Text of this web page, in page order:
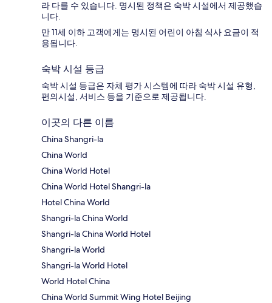
라 다를 수 있습니다. 명시된 정책은 숙박 시설에서 제공했습
니다.
만 11세 이하 고객에게는 명시된 어린이 아침 식사 요금이 적
용됩니다.
숙박 시설 등급
숙박 시설 등급은 자체 평가 시스템에 따라 숙박 시설 유형,
편의시설, 서비스 등을 기준으로 제공됩니다.
이곳의 다른 이름
China Shangri-la
China World
China World Hotel
China World Hotel Shangri-la
Hotel China World
Shangri-la China World
Shangri-la China World Hotel
Shangri-la World
Shangri-la World Hotel
World Hotel China
China World Summit Wing Hotel Beijing